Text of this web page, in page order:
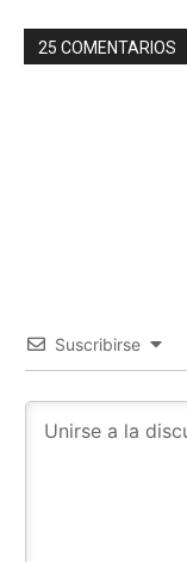
25 COMENTARIOS
Suscribirse